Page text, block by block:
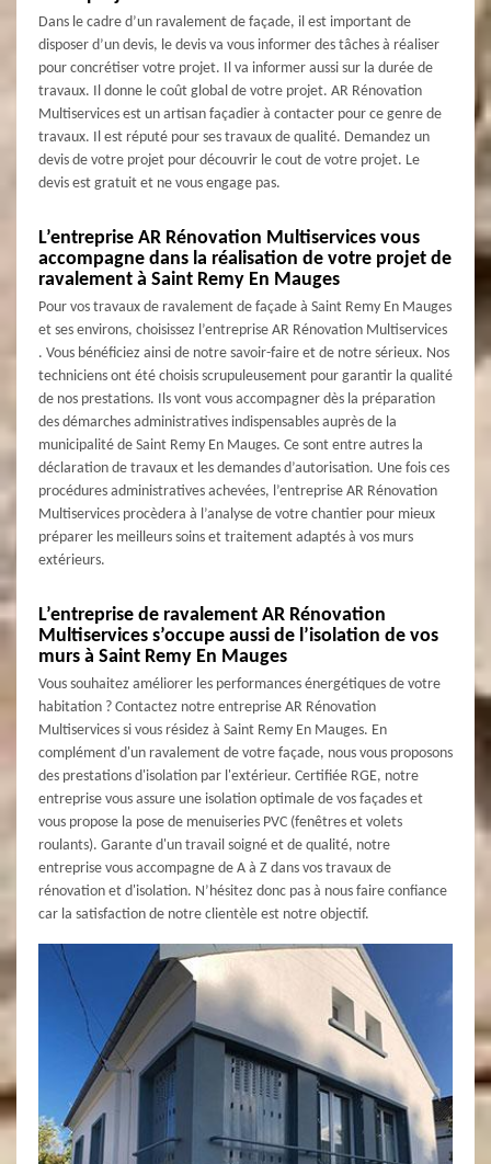
Dans le cadre d’un ravalement de façade, il est important de
disposer d’un devis, le devis va vous informer des tâches à réaliser
pour concrétiser votre projet. Il va informer aussi sur la durée de
travaux. Il donne le coût global de votre projet. AR Rénovation
Multiservices est un artisan façadier à contacter pour ce genre de
travaux. Il est réputé pour ses travaux de qualité. Demandez un
devis de votre projet pour découvrir le cout de votre projet. Le
devis est gratuit et ne vous engage pas.
L’entreprise AR Rénovation Multiservices vous
accompagne dans la réalisation de votre projet de
ravalement à Saint Remy En Mauges
Pour vos travaux de ravalement de façade à Saint Remy En Mauges
et ses environs, choisissez l’entreprise AR Rénovation Multiservices
. Vous bénéficiez ainsi de notre savoir-faire et de notre sérieux. Nos
techniciens ont été choisis scrupuleusement pour garantir la qualité
de nos prestations. Ils vont vous accompagner dès la préparation
des démarches administratives indispensables auprès de la
municipalité de Saint Remy En Mauges. Ce sont entre autres la
déclaration de travaux et les demandes d’autorisation. Une fois ces
procédures administratives achevées, l’entreprise AR Rénovation
Multiservices procèdera à l’analyse de votre chantier pour mieux
préparer les meilleurs soins et traitement adaptés à vos murs
extérieurs.
L’entreprise de ravalement AR Rénovation
Multiservices s’occupe aussi de l’isolation de vos
murs à Saint Remy En Mauges
Vous souhaitez améliorer les performances énergétiques de votre
habitation ? Contactez notre entreprise AR Rénovation
Multiservices si vous résidez à Saint Remy En Mauges. En
complément d'un ravalement de votre façade, nous vous proposons
des prestations d'isolation par l'extérieur. Certifiée RGE, notre
entreprise vous assure une isolation optimale de vos façades et
vous propose la pose de menuiseries PVC (fenêtres et volets
roulants). Garante d'un travail soigné et de qualité, notre
entreprise vous accompagne de A à Z dans vos travaux de
rénovation et d'isolation. N’hésitez donc pas à nous faire confiance
car la satisfaction de notre clientèle est notre objectif.